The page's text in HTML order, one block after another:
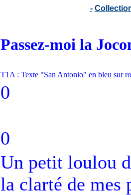
-
Passez-moi la
T1A : Texte "San Antonio" en bleu sur
0
0
Un petit loulou
la clarté de mes